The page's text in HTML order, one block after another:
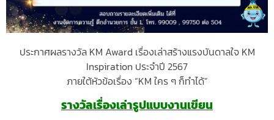
ประกาศผลรางวัล KM Award เรื่องเล่าสร้างแรงบันดาลใจ KM
Inspiration ประจำปี 2567
ภายใต้หัวข้อเรื่อง “KM ใคร ๆ ก็ทำได้”
รางวัลเรื่องเล่ารูปแบบงานเขียน